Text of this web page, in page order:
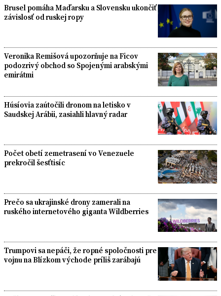
Brusel pomáha Maďarsku a Slovensku ukončiť
závislosť od ruskej ropy
Veronika Remišová upozorňuje na Ficov
podozrivý obchod so Spojenými arabskými
emirátmi
Húsíovia zaútočili dronom na letisko v
Saudskej Arábii, zasiahli hlavný radar
Počet obetí zemetrasení vo Venezuele
prekročil šesťtisíc
Prečo sa ukrajinské drony zamerali na
ruského internetového giganta Wildberries
Trumpovi sa nepáči, že ropné spoločnosti pre
vojnu na Blízkom východe príliš zarábajú